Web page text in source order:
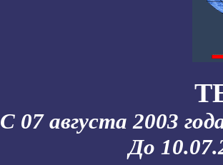
С 07 августа 2003
До